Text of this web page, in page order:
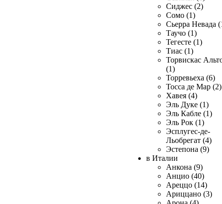
Сиджес (2)
Сомо (1)
Сьерра Невада
Таучо (1)
Тегесте (1)
Тиас (1)
Торвискас
(1)
Торревьеха (6)
Тосса де Мар (2)
Хавея (4)
Эль Дуке (1)
Эль Кабле (1)
Эль Рок (1)
Эсплугес-де-
Льобрегат (4)
Эстепона (9)
в Италии
Анкона (9)
Анцио (40)
Ареццо (14)
Ариццано (3)